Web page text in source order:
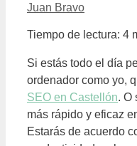
Juan Bravo
Tiempo de lectura: 4
Si estás todo el día
ordenador como yo,
SEO en Castellón. O
más rápido y eficaz
Estarás de acuerdo